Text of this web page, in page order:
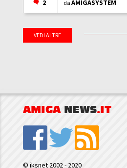
2 daAMIGASYSTEM
VEDI ALTRE
AMIGA NEWS.IT
© iksnet 2002 - 2020